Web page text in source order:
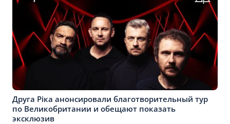
Друга Ріка анонсировали благотворительный тур
по Великобритании и обещают показать
эксклюзив